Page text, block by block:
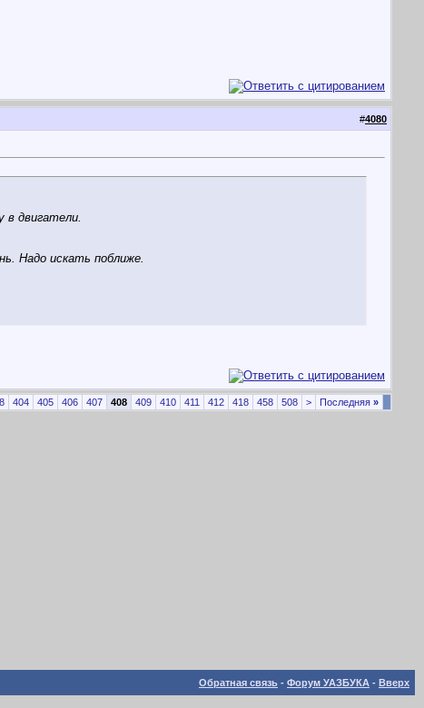
#4080
в двигатели.
Надо искать поближе.
404 405 406 407 408 409 410 411 412 418 458 508 > Последняя »
Обратная связь - Форум УАЗБУКА - Вверх